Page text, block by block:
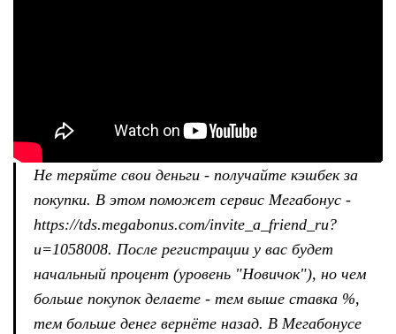
Не теряйте свои деньги - получайте кэшбек за
покупки. В этом поможет сервис Мегабонус -
https://tds.megabonus.com/invite_a_friend_ru?
u=1058008. После регистрации у вас будет
начальный процент (уровень "Новичок"), но чем
больше покупок делаете - тем выше ставка %,
тем больше денег вернёте назад. В Мегабонусе